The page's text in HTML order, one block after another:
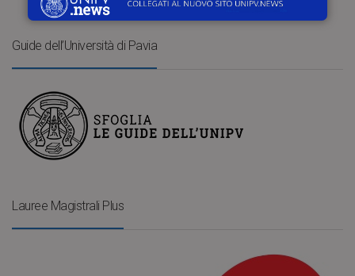
Guide dell’Università di Pavia
Lauree Magistrali Plus